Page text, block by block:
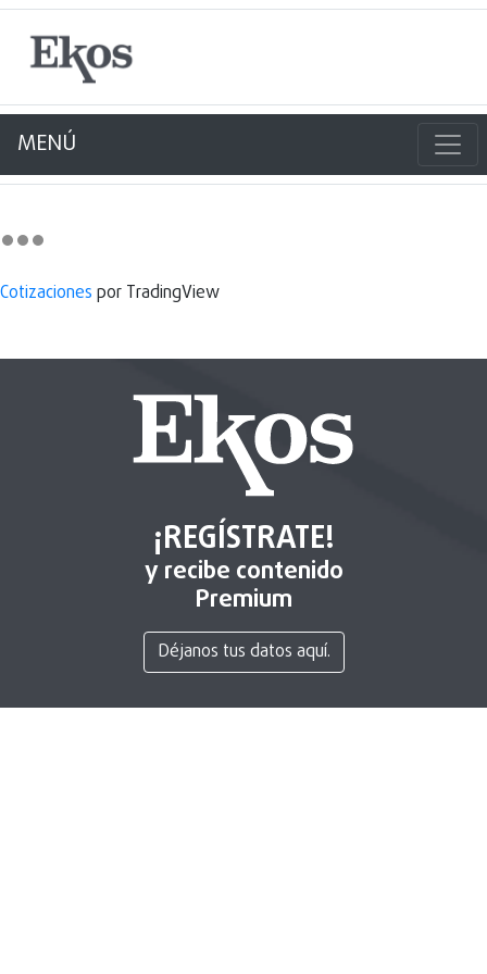
MENÚ
Cotizaciones por TradingView
¡REGÍSTRATE!
y recibe contenido
Premium
Déjanos tus datos aquí.